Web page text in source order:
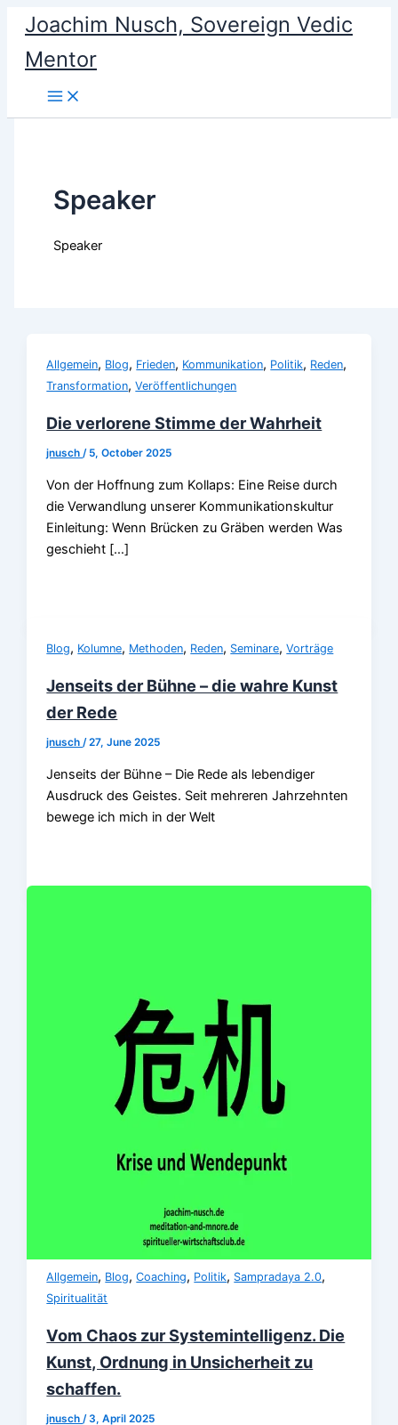
content
Joachim Nusch, Sovereign Vedic
Mentor
Speaker
Speaker
Allgemein, Blog, Frieden, Kommunikation, Politik, Reden,
Transformation,Veröffentlichungen
Die verlorene Stimme der Wahrheit
jnusch/ 5, October 2025
Von der Hoffnung zum Kollaps: Eine Reise durch
die Verwandlung unserer Kommunikationskultur
Einleitung: Wenn Brücken zu Gräben werden Was
geschieht […]
Blog, Kolumne, Methoden, Reden, Seminare,Vorträge
Jenseits der Bühne – die wahre Kunst
der Rede
jnusch/27, June 2025
Jenseits der Bühne – Die Rede als lebendiger
Ausdruck des Geistes. Seit mehreren Jahrzehnten
bewege ich mich in der Welt
Allgemein, Blog,Coaching, Politik, Sampradaya 2.0,
Spiritualität
Vom Chaos zur Systemintelligenz. Die
Kunst, Ordnung in Unsicherheit zu
schaffen.
jnusch/3, April 2025